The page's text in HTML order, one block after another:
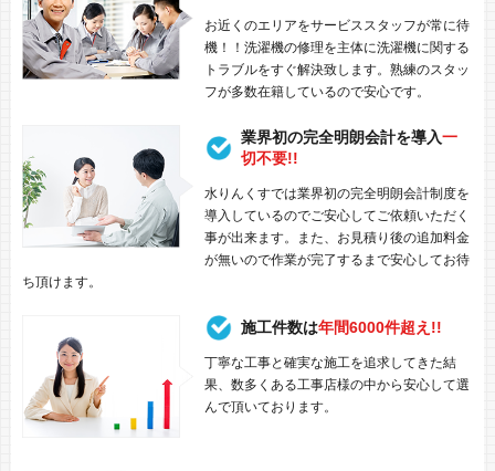
お近くのエリアをサービススタッフが常に待
機！！洗濯機の修理を主体に洗濯機に関する
トラブルをすぐ解決致します。熟練のスタッ
フが多数在籍しているので安心です。
業界初の完全明朗会計を導入一
切不要!!
水りんくすでは業界初の完全明朗会計制度を
導入しているのでご安心してご依頼いただく
事が出来ます。また、お見積り後の追加料金
が無いので作業が完了するまで安心してお待
ち頂けます。
施工件数は年間6000件超え!!
丁寧な工事と確実な施工を追求してきた結
果、数多くある工事店様の中から安心して選
んで頂いております。